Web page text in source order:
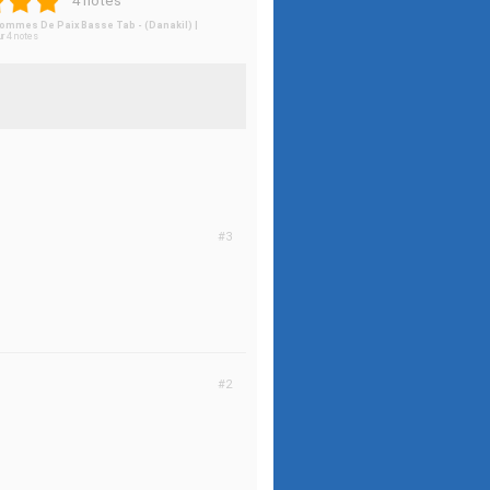
De Paix Basse Tab - (Danakil) |
4 notes
#3
#2